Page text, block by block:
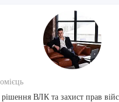
ВЛК та захист прав